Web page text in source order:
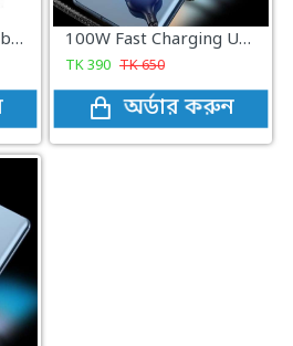
5 PCS Portable Reusable Cigarette Filter Holder 100W Fast Charging USB 3.0 Cable
TK390 TK650
অর্ডার করুন